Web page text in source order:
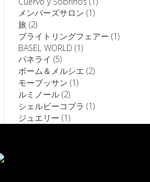
メンバーズサロン (1)
旅 (2)
ブライトリングフェアー (1)
BASEL WORLD (1)
パネライ (5)
ボーム＆メルシエ (2)
モーブッサン (1)
ルミノール (2)
シェルビーコブラ (1)
ジュエリー (1)